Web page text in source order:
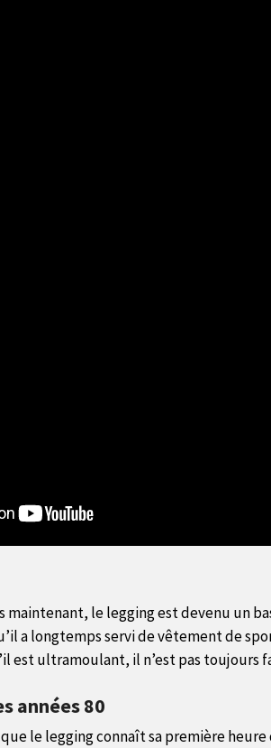
maintenant, le legging est devenu un
a longtemps servi de vêtement de
est ultramoulant, il n’est pas
années 80
que le legging connaît sa première